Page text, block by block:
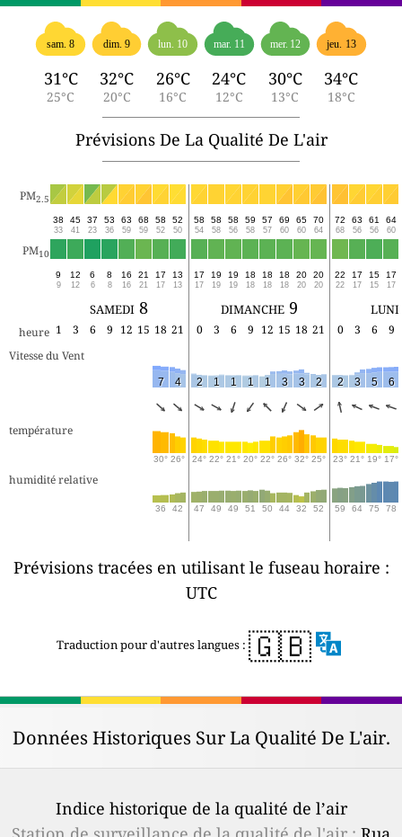
sam. 8
31°C
25°C
dim. 9
32°C
20°C
lun. 10
26°C
16°C
mar. 11
24°C
12°C
mer. 12
30°C
13°C
jeu. 13
34°C
18°C
Prévisions De La Qualité De L'air
PM2.5
38
33
45
41
37
23
53
36
63
59
68
59
58
52
52
50
58
54
58
58
58
56
59
58
57
57
69
60
65
60
70
64
72
68
63
56
61
56
64
60
PM10
9
9
12
12
6
6
8
8
16
16
21
21
17
17
13
13
17
17
19
19
19
19
18
18
18
18
18
18
20
20
20
20
22
22
17
17
15
15
17
17
samedi 8 dimanche 9
heure 1 3 6 9 12 15 18 21 0 3 6 9 12 15 18 21 0 3 6
9
Vitesse du Vent
7 4 2 1 1 1 1 3 3 2 2 3 5 6
température
30° 26° 24° 22° 21° 20° 22° 26° 32° 25° 23° 21° 19° 17°
humidité relative
36 42 47 49 49 51 50 44 32 52 59 64 75 78
Prévisions tracées en utilisant le fuseau horaire :
UTC
Traduction pour d'autres langues : 🇬🇧
Données Historiques Sur La Qualité De L'air.
Indice historique de la qualité de l’air